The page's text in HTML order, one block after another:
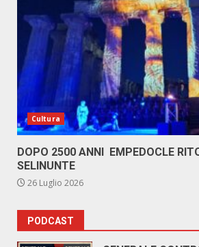
Cultura
DOPO 2500 ANNI EMPEDOCLE
SELINUNTE
26 Luglio 2026
PODCAST